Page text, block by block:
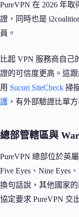
PureVPN 在 2026 年
證，同時也是
員。
比起 VPN 服務商自己
證的可信度更高。這
用 Sucuri SiteCheck 掃
護 ，有外部驗證比單
總部管轄區與
PureVPN 總部位於英
Five Eyes、Nine Eyes
換句話說，其他國家
協定要求 PureVPN 交